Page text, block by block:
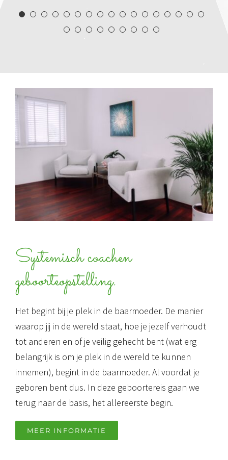
Systemisch coachen
geboorteopstelling.
Het begint bij je plek in de baarmoeder. De manier
waarop jij in de wereld staat, hoe je jezelf verhoudt
tot anderen en of je veilig gehecht bent (wat erg
belangrijk is om je plek in de wereld te kunnen
innemen), begint in de baarmoeder. Al voordat je
geboren bent dus. In deze geboortereis gaan we
terug naar de basis, het allereerste begin.
MEER INFORMATIE